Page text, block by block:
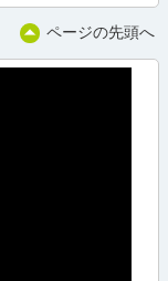
ページの先頭へ